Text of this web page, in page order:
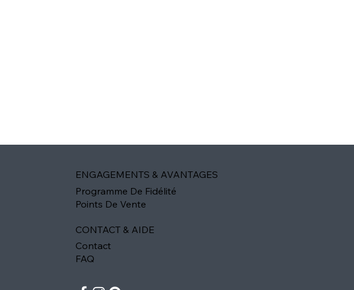
ENGAGEMENTS & AVANTAGES
Programme De Fidélité
Points De Vente
CONTACT & AIDE
Contact
FAQ